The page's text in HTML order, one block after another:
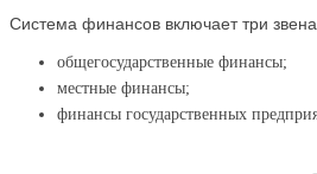
Система финансов включает три
общегосударственные финансы;
местные финансы;
финансы государственных